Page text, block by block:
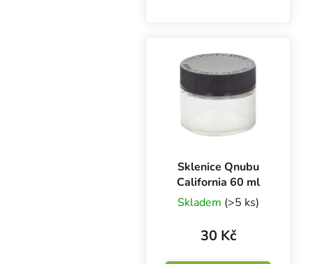
Kvalitní borosilikátové
sklo. Objem 30 ml.
Sklenice Qnubu
California 60 ml
Skladem (>5 ks)
30 Kč